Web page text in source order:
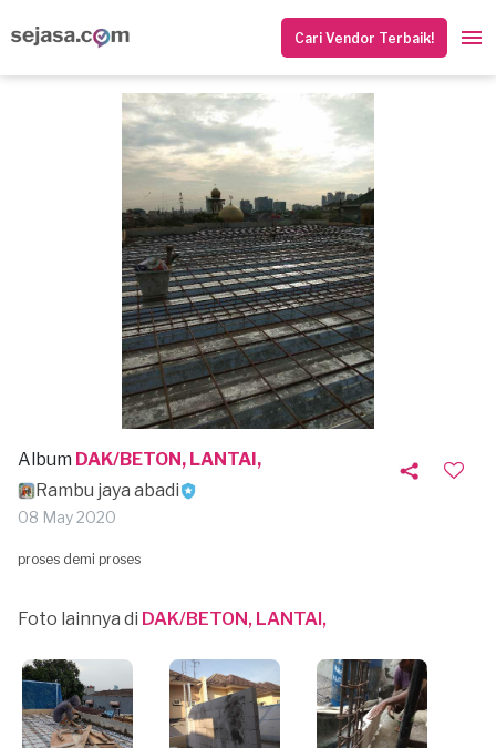
Cari Vendor Terbaik!
Album DAK/BETON, LANTAI,
Rambu jaya abadi
08 May 2020
proses demi proses
Foto lainnya di DAK/BETON, LANTAI,